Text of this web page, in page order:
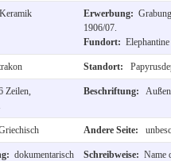
Keramik Erwerbung:
1906/07.
Fundort: Elephantine
Standort:
Zeilen,
Beschriftung:
Andere Seite:
dokumentarisch Schreibweise: Name